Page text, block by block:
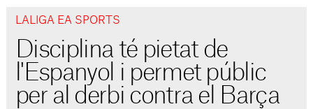
LALIGA EA SPORTS
Disciplina té pietat de
l'Espanyol i permet públic
per al derbi contra el Barça